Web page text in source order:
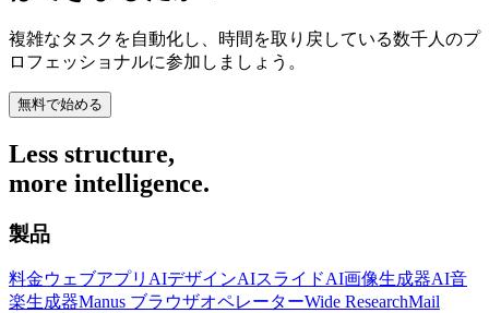
複雑なタスクを自動化し、時間を取り戻している数千人のプ
ロフェッショナルに参加しましょう。
無料で始める
Less structure,
more intelligence.
製品
料金ウェブアプリ AIデザインAIスライドAI画像生成器AI音
楽生成器Manus ブラウザオペレーターWide ResearchMail